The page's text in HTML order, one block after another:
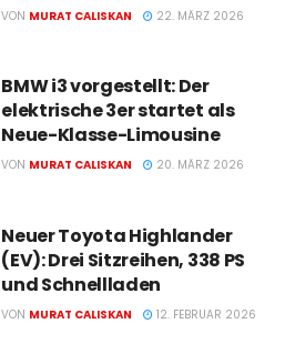
VON MURAT CALISKAN 22. MÄRZ 2026
BMW i3 vorgestellt: Der
elektrische 3er startet als
Neue-Klasse-Limousine
VON MURAT CALISKAN 20. MÄRZ 2026
Neuer Toyota Highlander
(EV): Drei Sitzreihen, 338 PS
und Schnellladen
VON MURAT CALISKAN 12. FEBRUAR 2026